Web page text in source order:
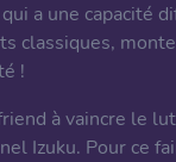
a une capacité
classiques,
!
à vaincre le
Izuku. Pour ce